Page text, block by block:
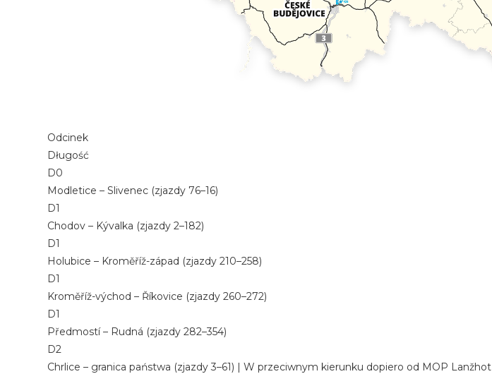
Odcinek
Długość
D0
Modletice – Slivenec (zjazdy 76–16)
D1
Chodov – Kývalka (zjazdy 2–182)
D1
Holubice – Kroměříž-západ (zjazdy 210–258)
D1
Kroměříž-východ – Říkovice (zjazdy 260–272)
D1
Předmostí – Rudná (zjazdy 282–354)
D2
Chrlice – granica państwa (zjazdy 3–61) | W przeciwnym kierunku dopiero od MOP Lanžhot